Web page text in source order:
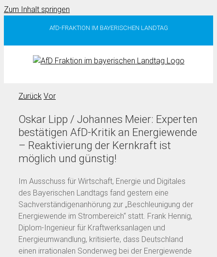
Zum Inhalt springen
AfD-FRAKTION IM BAYERISCHEN LANDTAG
Zurück Vor
Oskar Lipp / Johannes Meier: Experten
bestätigen AfD-Kritik an Energiewende
– Reaktivierung der Kernkraft ist
möglich und günstig!
Im Ausschuss für Wirtschaft, Energie und Digitales
des Bayerischen Landtags fand gestern eine
Sachverständigenanhörung zur „Beschleunigung der
Energiewende im Strombereich“ statt. Frank Hennig,
Diplom-Ingenieur für Kraftwerksanlagen und
Energieumwandlung, kritisierte, dass Deutschland
einen irrationalen Sonderweg bei der Energiewende